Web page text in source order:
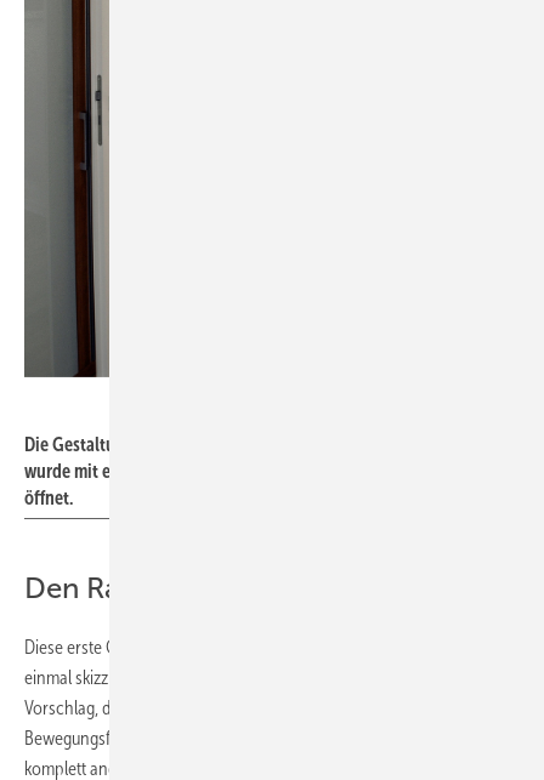
Die Gestaltung fängt am Eingang an. Ein komfortabler Zugang
wurde mit einer verbreiterten Tür ermöglicht, die nach außen
öffnet.
Den Raum ganz neu überplant
Diese erste Gestaltungsidee haben wir dennoch aufgenommen und
einmal skizziert. Zeitgleich entwickelten wir aber einen weiteren
Vorschlag, der eine frei zugängliche Dusch­zone beinhaltete, die
Bewegungsflächen deutlich größer werden ließ und dem Raum eine
komplett andere Ausstrahlung verlieh. Dazu musste die Position des